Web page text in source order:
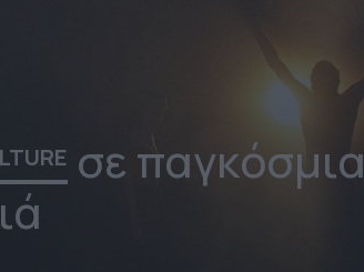
σε παγκόσμια